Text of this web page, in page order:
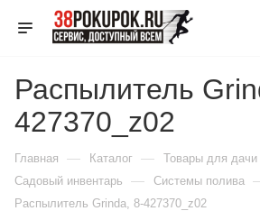
Распылитель
427370_z02
Главная — Каталог — Товары для дачи
Садовый инвентарь — Системы полива
Распылитель Grinda, 8-427370_z02